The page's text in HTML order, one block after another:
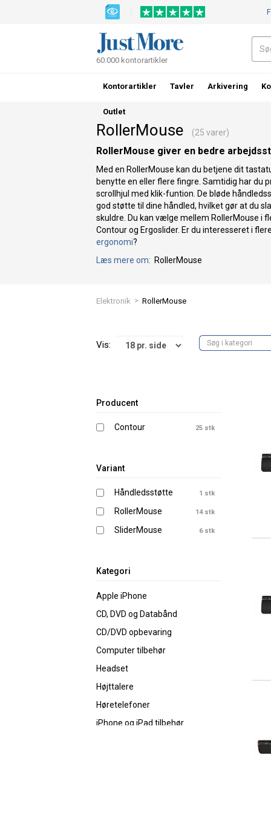
RollerMouse (25 varer)
RollerMouse giver en bedre
Med en RollerMouse kan du betjene dit
benytte en eller flere fingre. Samtidig har du
scrollhjul med klik-funtion. De bløde
god støtte til dine håndled, hvilket gør at du
skuldre. Du kan vælge mellem RollerMouse i
Contour og Ergoslider. Er du interesseret i
ergonomi?
Læs mere om: RollerMouse
Elektronik > RollerMouse
Vis:
Producent
Contour 25 stk
Variant
Håndledsstøtte 1 stk
RollerMouse 14 stk
SliderMouse 6 stk
Kategori
Apple iPhone
CD, DVD og Databånd
CD/DVD opbevaring
Computer tilbehør
Headset
Højttalere
Høretelefoner
iPhone og iPad tilbehør
60.000 kontorartikler
Kontorartikler Tavler Arkivering
Outlet